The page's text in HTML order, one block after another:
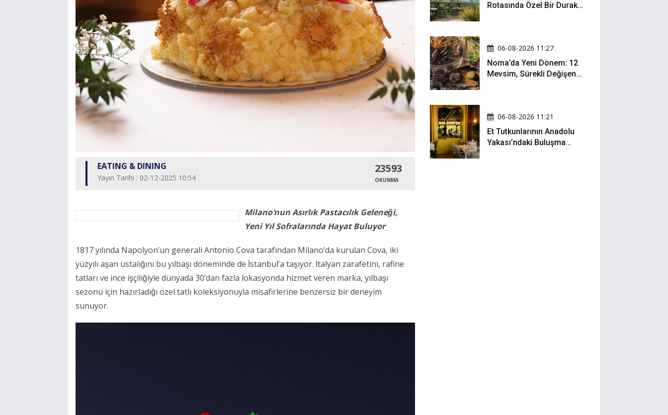
EATING & DINING
Yayın Tarihi : 02-12-2025 10:54
23593
OKUNMA
Milano’nun Asırlık Pastacılık Geleneği,
Yeni Yıl Sofralarında Hayat Buluyor
1817 yılında Napolyon’un generali Antonio Cova tarafından Milano’da kurulan Cova, iki
yüzyılı aşan ustalığını bu yılbaşı döneminde de İstanbul’a taşıyor. İtalyan zarafetini, rafine
tatları ve ince işçiliğiyle dünyada 30’dan fazla lokasyonda hizmet veren marka, yılbaşı
sezonu için hazırladığı özel tatlı koleksiyonuyla misafirlerine benzersiz bir deneyim
sunuyor.
Rotasında Özel Bir Durak:
06-08-2026 11:27
Noma’da Yeni Dönem: 12
Mevsim, Sürekli Değişen
06-08-2026 11:21
Et Tutkunlarının Anadolu
Yakası’ndaki Buluşma